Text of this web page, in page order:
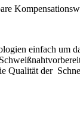
einfach um
der